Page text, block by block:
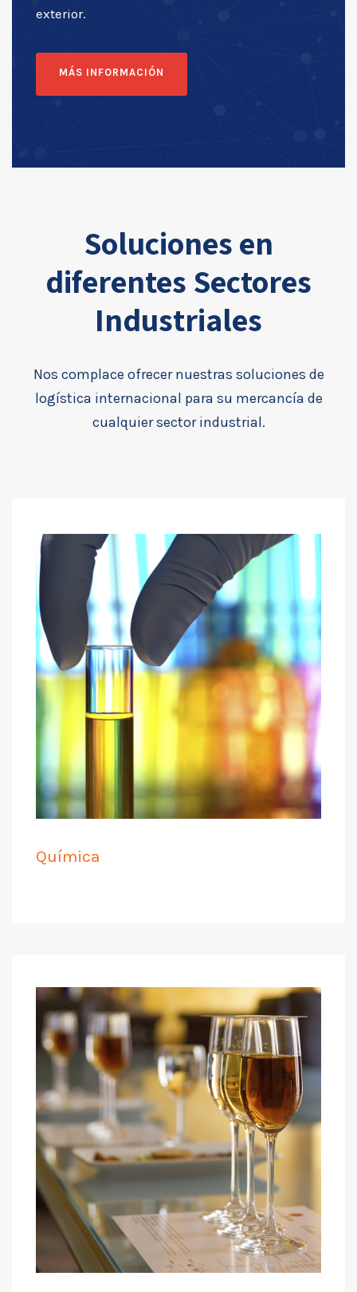
exterior.
MÁS INFORMACIÓN
Soluciones en
diferentes Sectores
Industriales
Nos complace ofrecer nuestras soluciones de
logística internacional para su mercancía de
cualquier sector industrial.
Química